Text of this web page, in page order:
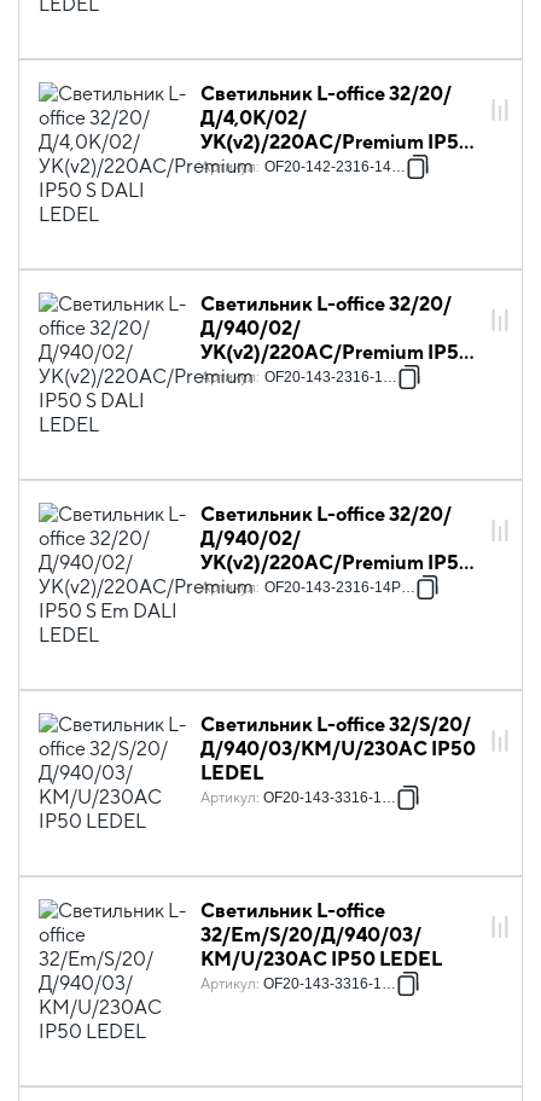
Светильник L-office 32/20/
Д/4,0К/02/
УК(v2)/220AC/Premium IP50
S DALI LEDEL
Артикул: OF20-142-2316-14P61
Светильник L-office 32/20/
Д/940/02/
УК(v2)/220AC/Premium IP50
S DALI LEDEL
Артикул: OF20-143-2316-14P3
Светильник L-office 32/20/
Д/940/02/
УК(v2)/220AC/Premium IP50
S Em DALI LEDEL
Артикул: OF20-143-2316-14P38S
Светильник L-office 32/S/20/
Д/940/03/КМ/U/230AC IP50
LEDEL
Артикул: OF20-143-3316-1243
Светильник L-office
32/Em/S/20/Д/940/03/
КМ/U/230AC IP50 LEDEL
Артикул: OF20-143-3316-1244